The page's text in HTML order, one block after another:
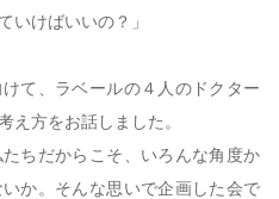
いけばいいの？」
て、ラベールの４人のドクター
え方をお話しました。
ちだからこそ、いろんな角度か
か。そんな思いで企画した会で